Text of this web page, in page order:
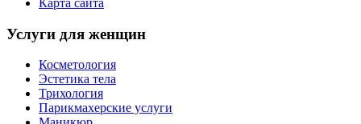
Карта сайта
Услуги для женщин
Косметология
Эстетика тела
Трихология
Парикмахерские услуги